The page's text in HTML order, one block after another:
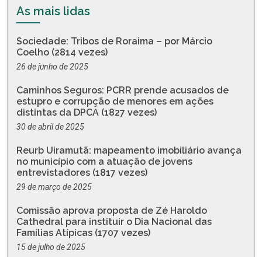
As mais lidas
Sociedade: Tribos de Roraima – por Márcio
Coelho (2814 vezes)
26 de junho de 2025
Caminhos Seguros: PCRR prende acusados de
estupro e corrupção de menores em ações
distintas da DPCA (1827 vezes)
30 de abril de 2025
Reurb Uiramutã: mapeamento imobiliário avança
no município com a atuação de jovens
entrevistadores (1817 vezes)
29 de março de 2025
Comissão aprova proposta de Zé Haroldo
Cathedral para instituir o Dia Nacional das
Famílias Atípicas (1707 vezes)
15 de julho de 2025